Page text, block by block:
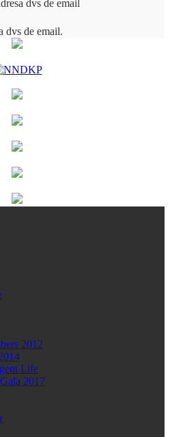
dvs de email
dvs de email.
2012
Life
2017